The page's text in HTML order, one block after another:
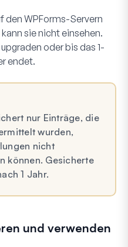
den WPForms-Servern
sie nicht einsehen.
oder bis das 1-
endet.
nur Einträge, die
wurden,
nicht
können. Gesicherte
1 Jahr.
und verwenden